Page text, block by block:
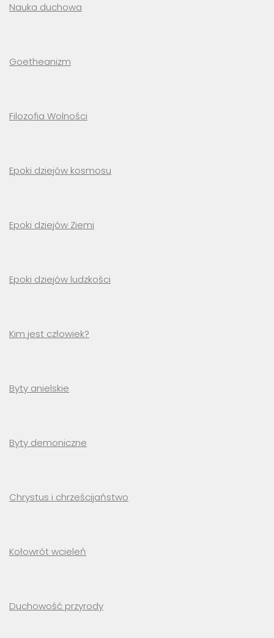
Nauka duchowa
Goetheanizm
Filozofia Wolności
Epoki dziejów kosmosu
Epoki dziejów Ziemi
Epoki dziejów ludzkości
Kim jest człowiek?
Byty anielskie
Byty demoniczne
Chrystus i chrześcijaństwo
Kołowrót wcieleń
Duchowość przyrody